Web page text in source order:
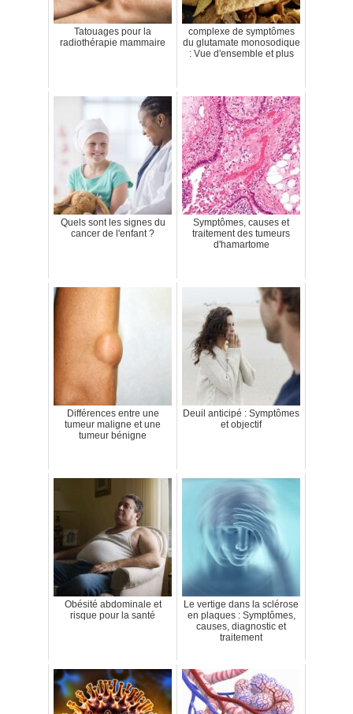
Tatouages pour la
radiothérapie mammaire
complexe de symptômes
du glutamate monosodique
: Vue d'ensemble et plus
Quels sont les signes du
cancer de l'enfant ?
Symptômes, causes et
traitement des tumeurs
d'hamartome
Différences entre une
tumeur maligne et une
tumeur bénigne
Deuil anticipé : Symptômes
et objectif
Obésité abdominale et
risque pour la santé
Le vertige dans la sclérose
en plaques : Symptômes,
causes, diagnostic et
traitement